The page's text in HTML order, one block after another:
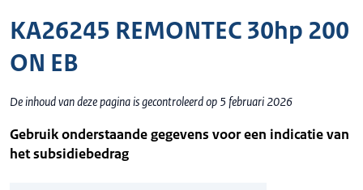
KA26245 REMONTEC 30hp 200
ON EB
De inhoud van deze pagina is gecontroleerd op 5 februari 2026
Gebruik onderstaande gegevens voor een indicatie van
het subsidiebedrag